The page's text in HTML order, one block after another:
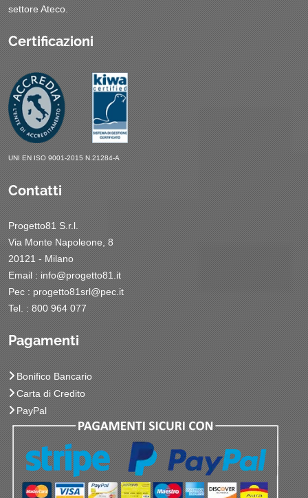
settore Ateco.
Certificazioni
UNI EN ISO 9001-2015 N.21284-A
Contatti
Progetto81 S.r.l.
Via Monte Napoleone, 8
20121 - Milano
Email : info@progetto81.it
Pec : progetto81srl@pec.it
Tel. : 800 964 077
Pagamenti
Bonifico Bancario
Carta di Credito
PayPal